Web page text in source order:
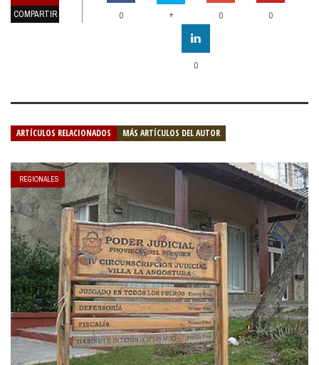
COMPARTIR 0 + 0 0
0
ARTÍCULOS RELACIONADOS MÁS ARTÍCULOS DEL AUTOR
REGIONALES